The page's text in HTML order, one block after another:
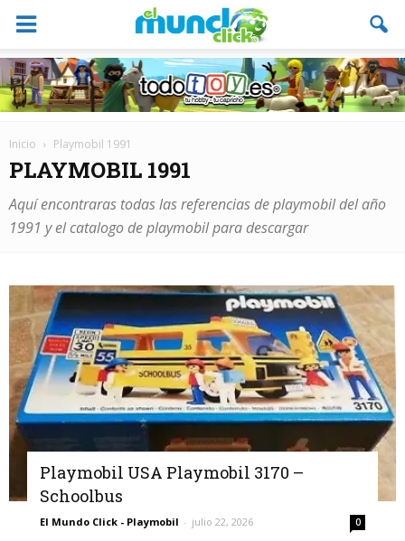
Inicio Playmobil 1991
PLAYMOBIL 1991
Aquí encontraras todas las referencias de playmobil del año
1991 y el catalogo de playmobil para descargar
Playmobil USA Playmobil 3170 –
Schoolbus
El Mundo Click - Playmobil - julio 22, 2026 0